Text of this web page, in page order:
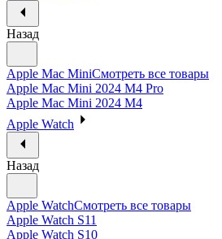
Назад
Apple Mac MiniСмотреть все товары
Apple Mac Mini 2024 M4 Pro
Apple Mac Mini 2024 M4
Apple Watch
Назад
Apple WatchСмотреть все товары
Apple Watch S11
Apple Watch S10